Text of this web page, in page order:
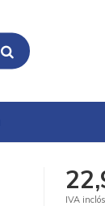
IVA inclós